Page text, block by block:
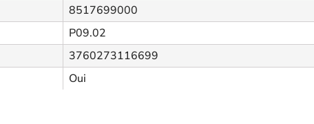
8517699000
P09.02
3760273116699
Oui